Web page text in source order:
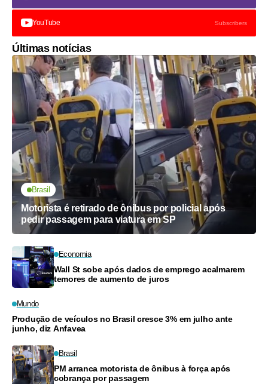
YouTube Subscribers
Últimas notícias
Brasil
Motorista é retirado de ônibus por policial após
pedir passagem para viatura em SP
Economia
Wall St sobe após dados de emprego acalmarem
temores de aumento de juros
Mundo
Produção de veículos no Brasil cresce 3% em julho ante
junho, diz Anfavea
Brasil
PM arranca motorista de ônibus à força após
cobrança por passagem